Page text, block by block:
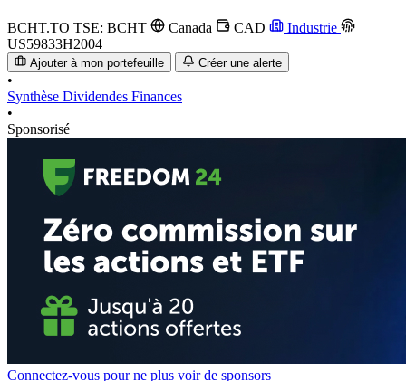
BCHT.TO TSE: BCHT Canada CAD
Industrie
US59833H2004
Ajouter à mon portefeuille Créer une alerte
•
Synthèse Dividendes Finances
•
Sponsorisé
Connectez-vous pour ne plus voir de sponsors